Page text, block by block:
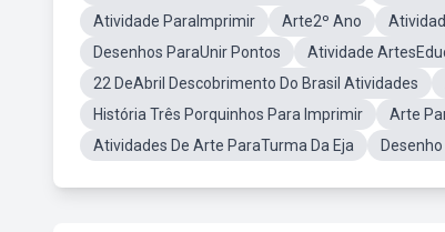
Atividade ParaImprimir
Arte2º Ano
Desenhos ParaUnir Pontos
Atividade
22 DeAbril Descobrimento Do Brasil Atividades
História Três Porquinhos Para Imprimir
Arte
Atividades De Arte ParaTurma Da Eja